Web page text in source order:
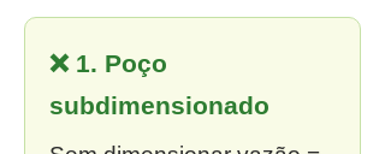
❌ 1. Poço
subdimensionado